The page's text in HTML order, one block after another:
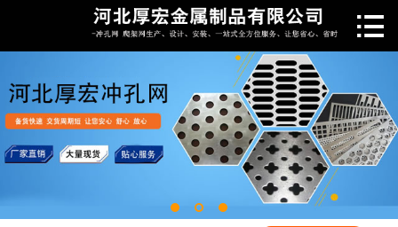
 网站首页
关于我们
新闻中心
产品中心
车间展示
